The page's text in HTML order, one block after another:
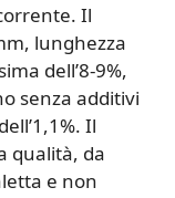
Il
lunghezza
dell’8-9%,
senza additivi
Il
qualità, da
e non